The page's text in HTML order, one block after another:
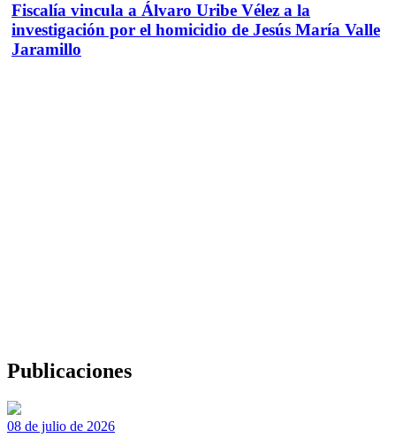
Fiscalía vincula a Álvaro Uribe Vélez a la
investigación por el homicidio de Jesús María Valle
Jaramillo
Publicaciones
08 de julio de 2026